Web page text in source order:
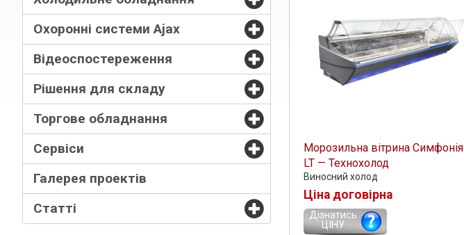
Охоронні системи Ajax
Відеоспостереження
Рішення для складу
Торгове обладнання
Сервіси
Галерея проектів
Статті
Морозильна вітрина Симфонія
LT — Технохолод
Виносний холод
Ціна договірна
Дізнатись
ЦІНУ